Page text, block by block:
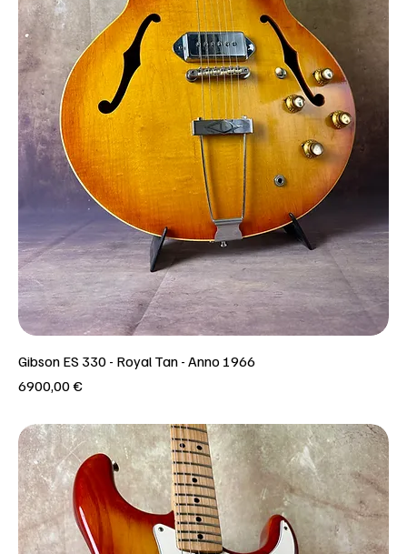
Gibson ES 330 - Royal Tan - Anno 1966
Prezzo
6900,00 €